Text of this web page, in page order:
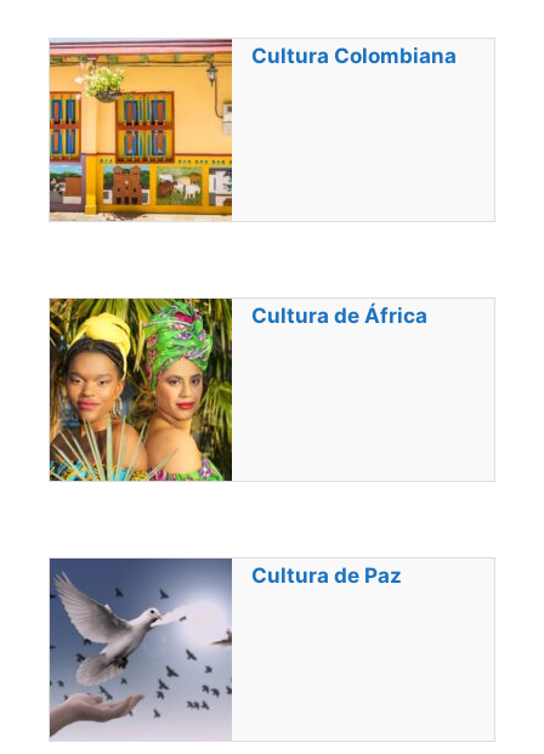
Cultura Colombiana
Cultura de África
Cultura de Paz